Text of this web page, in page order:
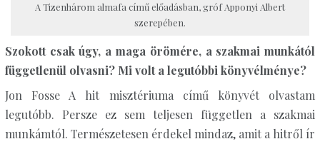
A Tizenhárom almafa című előadásban, gróf Apponyi Albert
szerepében.
Szokott csak úgy, a maga örömére, a szakmai munkától
függetlenül olvasni? Mi volt a legutóbbi könyvélménye?
Jon Fosse A hit misztériuma című könyvét olvastam
legutóbb. Persze ez sem teljesen független a szakmai
munkámtól. Természetesen érdekel mindaz, amit a hitről ír